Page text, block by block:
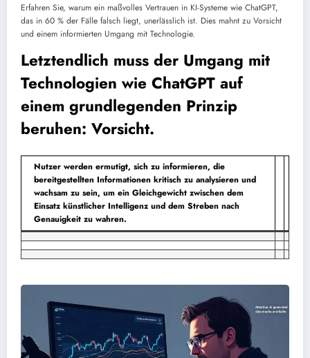
Erfahren Sie, warum ein maßvolles Vertrauen in KI-Systeme wie ChatGPT,
das in 60 % der Fälle falsch liegt, unerlässlich ist. Dies mahnt zu Vorsicht
und einem informierten Umgang mit Technologie.
Letztendlich muss der Umgang mit
Technologien wie ChatGPT auf
einem grundlegenden Prinzip
beruhen: Vorsicht.
Nutzer werden ermutigt, sich zu informieren, die
bereitgestellten Informationen kritisch zu analysieren und
wachsam zu sein, um ein Gleichgewicht zwischen dem
Einsatz künstlicher Intelligenz und dem Streben nach
Genauigkeit zu wahren.